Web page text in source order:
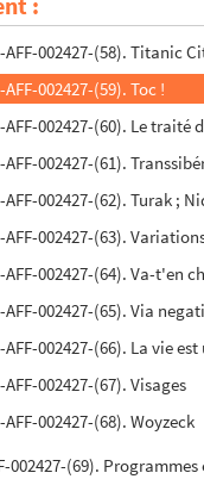
AFF-002427-(56). Tero
AFF-002427-(58). Titanic
AFF-002427-(59). Toc !
AFF-002427-(60). Le traité
AFF-002427-(61).
AFF-002427-(62). Turak ;
AFF-002427-(63).
AFF-002427-(64). Va-t'en
AFF-002427-(65). Via
AFF-002427-(66). La vie
AFF-002427-(67). Visages
AFF-002427-(68). Woyzeck
002427-(69).